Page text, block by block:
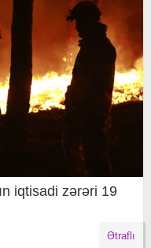
iqtisadi zərəri 19
Ətraflı